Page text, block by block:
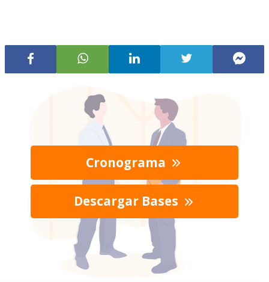
Cronograma
Descargar Bases